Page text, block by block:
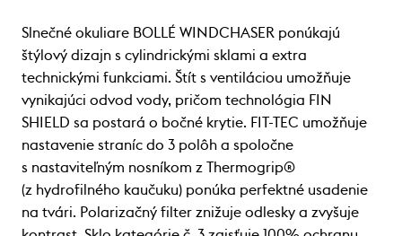
Slnečné okuliare BOLLÉ WINDCHASER ponúkajú
štýlový dizajn s cylindrickými sklami a extra
technickými funkciami. Štít s ventiláciou umožňuje
vynikajúci odvod vody, pričom technológia FIN
SHIELD sa postará o bočné krytie. FIT-TEC umožňuje
nastavenie straníc do 3 polôh a spoločne
s nastaviteľným nosníkom z Thermogrip®
(z hydrofilného kaučuku) ponúka perfektné usadenie
na tvári. Polarizačný filter znižuje odlesky a zvyšuje